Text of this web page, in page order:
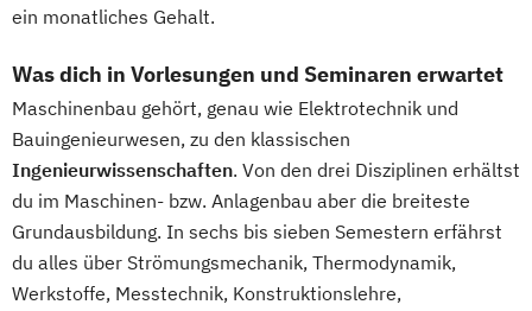
ein monatliches Gehalt.
Was dich in Vorlesungen und Seminaren erwartet
Maschinenbau gehört, genau wie Elektrotechnik und
Bauingenieurwesen, zu den klassischen
Ingenieurwissenschaften. Von den drei Disziplinen erhältst
du im Maschinen- bzw. Anlagenbau aber die breiteste
Grundausbildung. In sechs bis sieben Semestern erfährst
du alles über Strömungsmechanik, Thermodynamik,
Werkstoffe, Messtechnik, Konstruktionslehre,